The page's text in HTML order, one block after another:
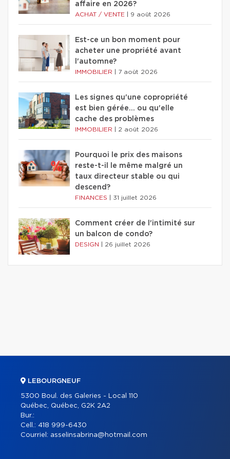
affaire en 2026?
ACHAT / VENTE 9 août 2026
Est-ce un bon moment pour
acheter une propriété avant
l'automne?
IMMOBILIER 7 août 2026
Les signes qu'une copropriété
est bien gérée… ou qu'elle
cache des problèmes
IMMOBILIER 2 août 2026
Pourquoi le prix des maisons
reste-t-il le même malgré un
taux directeur stable ou qui
descend?
FINANCES 31 juillet 2026
Comment créer de l'intimité sur
un balcon de condo?
DESIGN 26 juillet 2026
LEBOURGNEUF
5300 Boul. des Galeries - Local 110
Québec, Québec, G2K 2A2
Bur.:
Cell.: 418 999-6430
Courriel: asselinsabrina@hotmail.com